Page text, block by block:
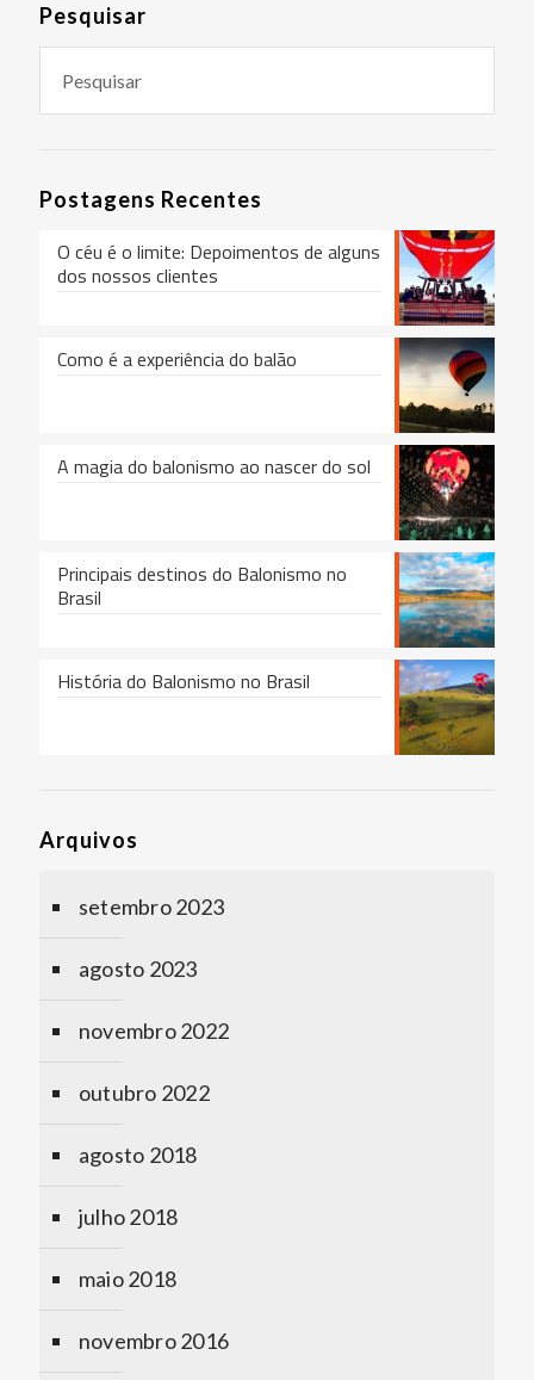
Pesquisar
Postagens Recentes
O céu é o limite: Depoimentos de alguns
dos nossos clientes
Como é a experiência do balão
A magia do balonismo ao nascer do sol
Principais destinos do Balonismo no
Brasil
História do Balonismo no Brasil
Arquivos
setembro 2023
agosto 2023
novembro 2022
outubro 2022
agosto 2018
julho 2018
maio 2018
novembro 2016